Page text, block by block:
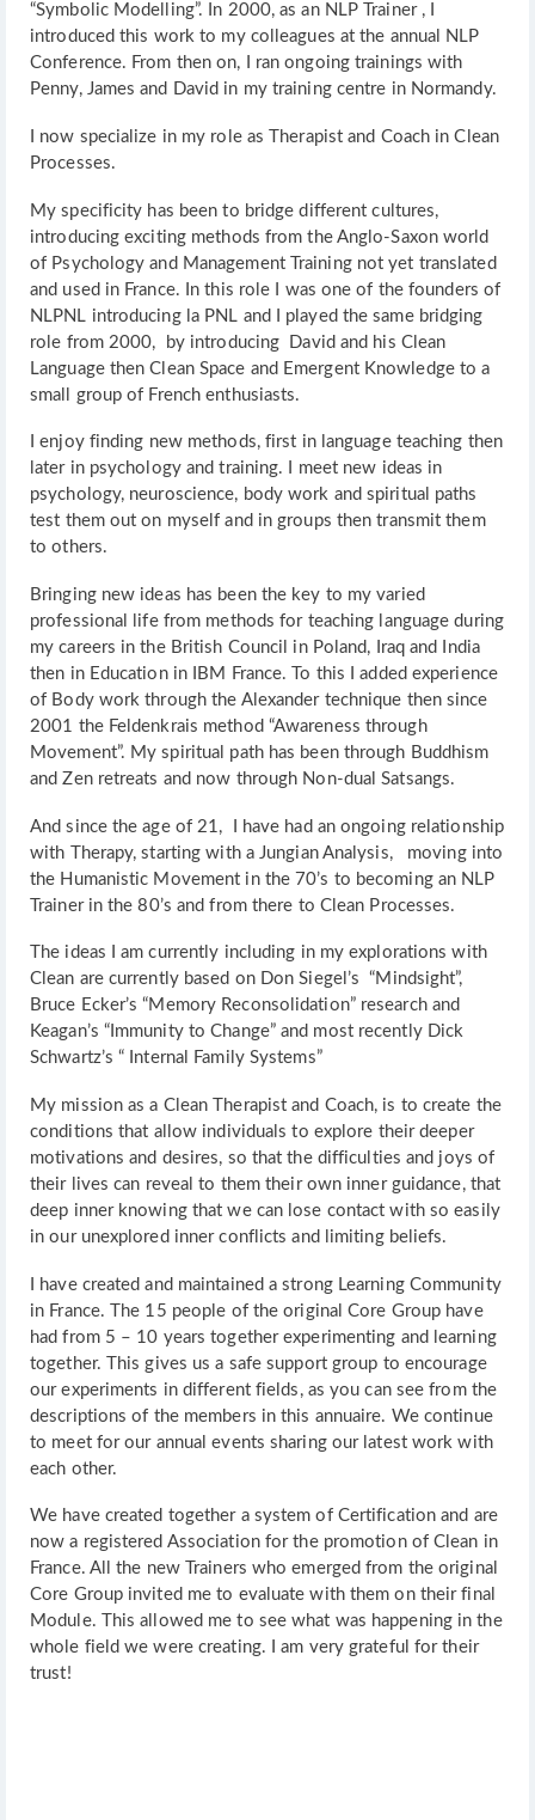
“Symbolic Modelling”. In 2000, as an NLP Trainer , I
introduced this work to my colleagues at the annual NLP
Conference. From then on, I ran ongoing trainings with
Penny, James and David in my training centre in Normandy.
I now specialize in my role as Therapist and Coach in Clean
Processes.
My specificity has been to bridge different cultures,
introducing exciting methods from the Anglo-Saxon world
of Psychology and Management Training not yet translated
and used in France. In this role I was one of the founders of
NLPNL introducing la PNL and I played the same bridging
role from 2000, by introducing David and his Clean
Language then Clean Space and Emergent Knowledge to a
small group of French enthusiasts.
I enjoy finding new methods, first in language teaching then
later in psychology and training. I meet new ideas in
psychology, neuroscience, body work and spiritual paths
test them out on myself and in groups then transmit them
to others.
Bringing new ideas has been the key to my varied
professional life from methods for teaching language during
my careers in the British Council in Poland, Iraq and India
then in Education in IBM France. To this I added experience
of Body work through the Alexander technique then since
2001 the Feldenkrais method “Awareness through
Movement”. My spiritual path has been through Buddhism
and Zen retreats and now through Non-dual Satsangs.
And since the age of 21, I have had an ongoing relationship
with Therapy, starting with a Jungian Analysis, moving into
the Humanistic Movement in the 70’s to becoming an NLP
Trainer in the 80’s and from there to Clean Processes.
The ideas I am currently including in my explorations with
Clean are currently based on Don Siegel’s “Mindsight”,
Bruce Ecker’s “Memory Reconsolidation” research and
Keagan’s “Immunity to Change” and most recently Dick
Schwartz’s “ Internal Family Systems”
My mission as a Clean Therapist and Coach, is to create the
conditions that allow individuals to explore their deeper
motivations and desires, so that the difficulties and joys of
their lives can reveal to them their own inner guidance, that
deep inner knowing that we can lose contact with so easily
in our unexplored inner conflicts and limiting beliefs.
I have created and maintained a strong Learning Community
in France. The 15 people of the original Core Group have
had from 5 – 10 years together experimenting and learning
together. This gives us a safe support group to encourage
our experiments in different fields, as you can see from the
descriptions of the members in this annuaire. We continue
to meet for our annual events sharing our latest work with
each other.
We have created together a system of Certification and are
now a registered Association for the promotion of Clean in
France. All the new Trainers who emerged from the original
Core Group invited me to evaluate with them on their final
Module. This allowed me to see what was happening in the
whole field we were creating. I am very grateful for their
trust!